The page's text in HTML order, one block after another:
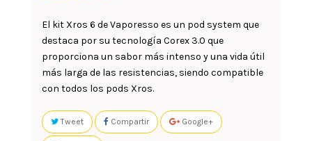
El kit Xros 6 de Vaporesso es un pod system que
destaca por su tecnología Corex 3.0 que
proporciona un sabor más intenso y una vida útil
más larga de las resistencias, siendo compatible
con todos los pods Xros.
Tweet Compartir Google+